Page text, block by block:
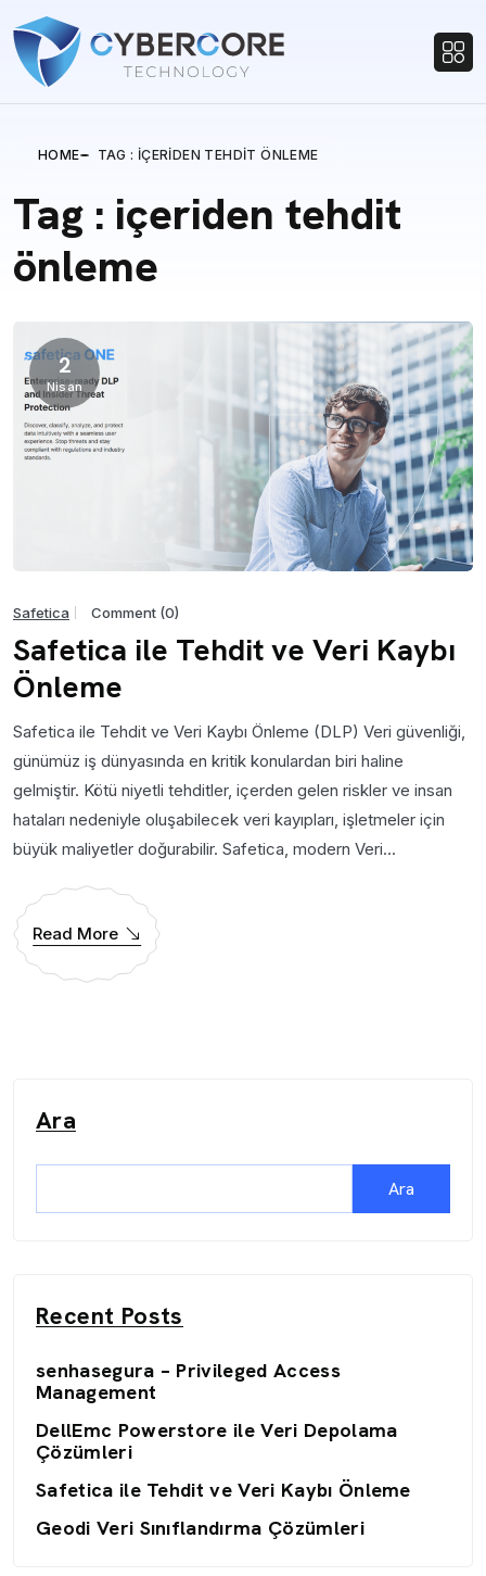
HOME TAG : IÇERIDEN TEHDIT ÖNLEME
Tag : içeriden tehdit
önleme
2
Nisan
Safetica Comment (0)
Safetica ile Tehdit ve Veri Kaybı
Önleme
Safetica ile Tehdit ve Veri Kaybı Önleme (DLP) Veri güvenliği,
günümüz iş dünyasında en kritik konulardan biri haline
gelmiştir. Kötü niyetli tehditler, içerden gelen riskler ve insan
hataları nedeniyle oluşabilecek veri kayıpları, işletmeler için
büyük maliyetler doğurabilir. Safetica, modern Veri...
Read More
Ara
Ara
Recent Posts
senhasegura – Privileged Access
Management
DellEmc Powerstore ile Veri Depolama
Çözümleri
Safetica ile Tehdit ve Veri Kaybı Önleme
Geodi Veri Sınıflandırma Çözümleri